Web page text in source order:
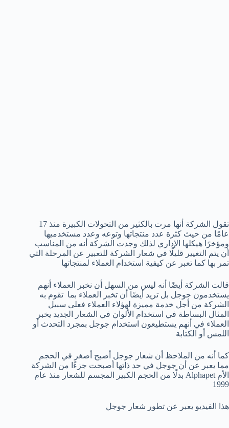
تقول الشركة أنها مرت بالكثير من التحولات الكبيرة منذ 17
عامًا من حيث كثرة عدد منتجاتها وتوعه وعدد مستخدميها
ومؤخرًا هيكلها الإداري لذلك وجدت الشركة أنه من المناسب
أن يتم التغيير قليلًا في شعار الشركة للتعبير عن المرحلة التي
تمر بها كما تعبر عن كيفية استخدام العملاء لمنتجاتها
قالت الشركة أيضًا أنه ليس من السهل أن نخبر العملاء أنهم
يستخدمون جوجل بل تريد أيضًا أن تخبر العملاء بما تقوم به
الشركة من أجل خدمة مميزة لهؤلاء العملاء فعلى سبيل
المثال البساطة في استخدام الألوان في الشعار الجديد يخبر
العملاء في أنهم يستطيعون استخدام جوجل بمجرد التحدث أو
اللمس أو الكتابة
كما أنه من الملاحظ أن شعار جوجل أصبح أصغر في الحجم
مما يعبر عن أن جوجل في حد ذاتها أصبحت جزءًا من الشركة
الأم Alphapet بدلًا من الحجم الكبير المجسم للشعار منذ عام
1999
هذا الفيديو يعبر عن تطور شعار جوجل